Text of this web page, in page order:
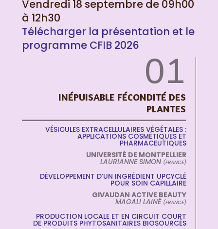
Vendredi 18 septembre de 09h00
à 12h30
Télécharger la présentation et le
programme CFIB 2026
01
INÉPUISABLE FÉCONDITÉ DES
PLANTES
VÉSICULES EXTRACELLULAIRES VÉGÉTALES :
APPLICATIONS COSMÉTIQUES ET
PHARMACEUTIQUES
UNIVERSITÉ DE MONTPELLIER
LAURIANNE SIMON (FRANCE)
DÉVELOPPEMENT D’UN INGRÉDIENT UPCYCLÉ
POUR SOIN CAPILLAIRE
GIVAUDAN ACTIVE BEAUTY
MAGALI LAINÉ (FRANCE)
PRODUCTION LOCALE ET EN CIRCUIT COURT
DE PRODUITS PHYTOSANITAIRES BIOSOURCÉS